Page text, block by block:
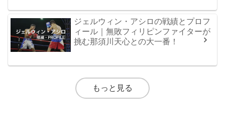
ジェルウィン・アシロの戦績とプロフ
ィール｜無敗フィリピンファイターが
挑む那須川天心との大一番！
もっと見る